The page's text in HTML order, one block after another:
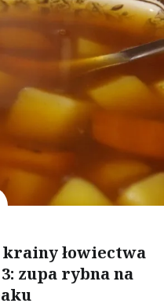
łowiectwa
zupa rybna na